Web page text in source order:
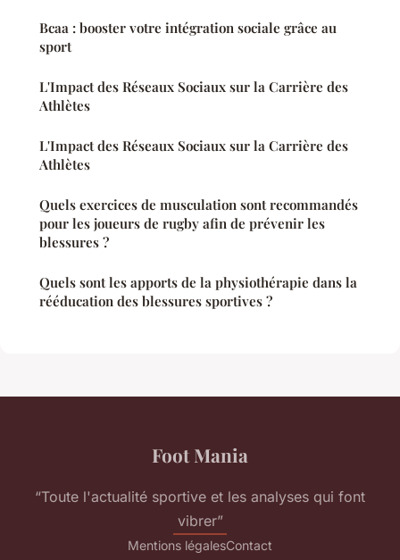
Bcaa : booster votre intégration sociale grâce au
sport
L'Impact des Réseaux Sociaux sur la Carrière des
Athlètes
L'Impact des Réseaux Sociaux sur la Carrière des
Athlètes
Quels exercices de musculation sont recommandés
pour les joueurs de rugby afin de prévenir les
blessures ?
Quels sont les apports de la physiothérapie dans la
rééducation des blessures sportives ?
Foot Mania
“Toute l'actualité sportive et les analyses qui font
vibrer”
Mentions légalesContact